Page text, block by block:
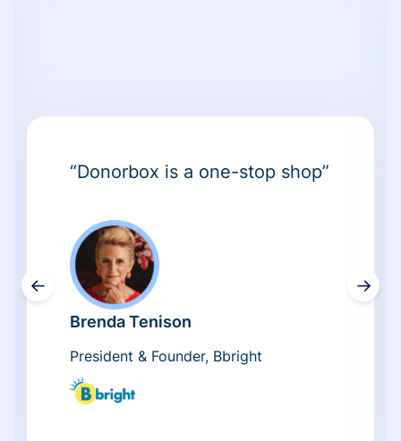
←
“Donorbox is a one-stop shop”
Brenda Tenison
President & Founder, Bbright
→